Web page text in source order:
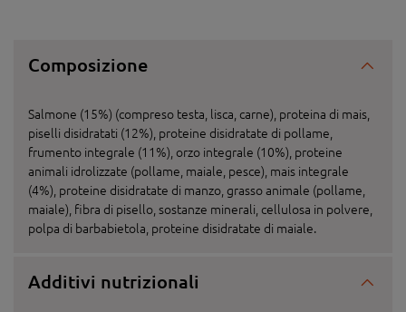
Composizione
Salmone (15%) (compreso testa, lisca, carne), proteina di mais,
piselli disidratati (12%), proteine disidratate di pollame,
frumento integrale (11%), orzo integrale (10%), proteine
animali idrolizzate (pollame, maiale, pesce), mais integrale
(4%), proteine disidratate di manzo, grasso animale (pollame,
maiale), fibra di pisello, sostanze minerali, cellulosa in polvere,
polpa di barbabietola, proteine disidratate di maiale.
Additivi nutrizionali